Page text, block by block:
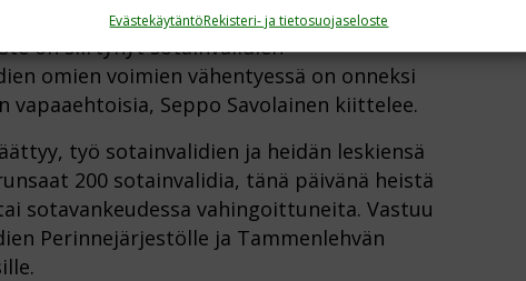
EvästekäytäntöRekisteri- ja tietosuojaseloste
on siirtynyt sotainvalidien
omien voimien vähentyessä on onneksi
Seppo Savolainen kiittelee.
työ sotainvalidien ja heidän leskiensä
200 sotainvalidia, tänä päivänä heistä
sotavankeudessa vahingoittuneita. Vastuu
Perinnejärjestölle ja Tammenlehvän